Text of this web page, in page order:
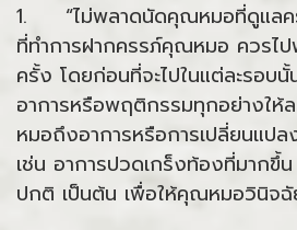
1. “ไม่พลาดนัดคุณหมอที่ดูแล
ที่ทำการฝากครรภ์คุณหมอ ควรไ
ครั้ง โดยก่อนที่จะไปในแต่ละรอบ
อาการหรือพฤติกรรมทุกอย่างให้
หมอถึงอาการหรือการเปลี่ยนแป
เช่น อาการปวดเกร็งท้องที่มากขึ้
ปกติ เป็นต้น เพื่อให้คุณหมอวินิจฉั